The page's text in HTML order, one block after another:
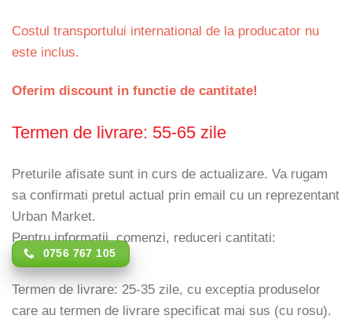
Costul transportului international de la producator nu
este inclus.
Oferim discount in functie de cantitate!
Termen de livrare: 55-65 zile
Preturile afisate sunt in curs de actualizare. Va rugam
sa confirmati pretul actual prin email cu un reprezentant
Urban Market.
Pentru informatii, comenzi, reduceri cantitati:
0756 767 105
Termen de livrare: 25-35 zile, cu exceptia produselor
care au termen de livrare specificat mai sus (cu rosu).